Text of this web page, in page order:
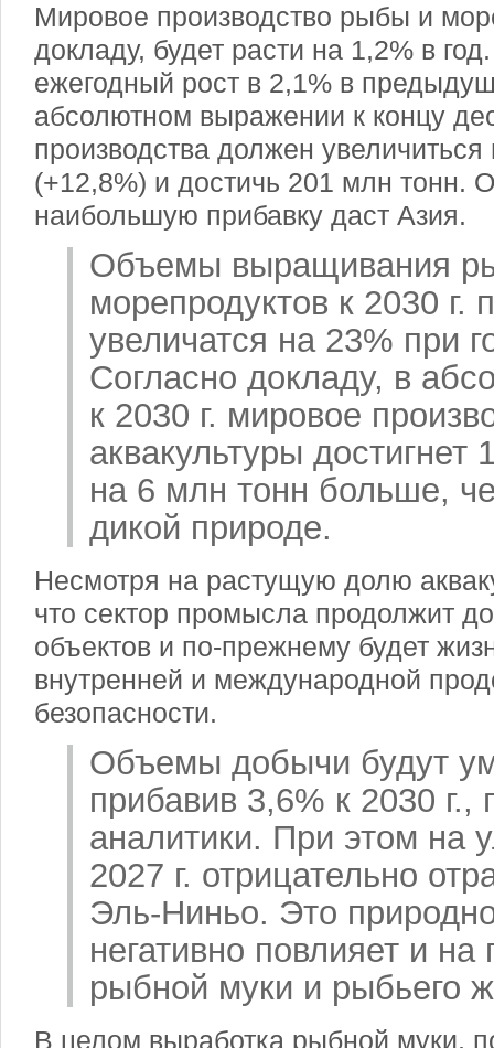
Мировое производство рыбы и
докладу, будет расти на 1,2% в
ежегодный рост в 2,1% в
абсолютном выражении к концу
производства должен
(+12,8%) и достичь 201 млн тонн.
наибольшую прибавку даст Азия.
Объемы выращивания
морепродуктов к 2030 г.
увеличатся на 23% при
Согласно докладу, в
к 2030 г. мировое
аквакультуры
на 6 млн тонн больше,
дикой природе.
Несмотря на растущую долю
что сектор промысла продолжит
объектов и по-прежнему будет
внутренней и международной
безопасности.
Объемы добычи будут
прибавив 3,6% к 2030 г.,
аналитики. При этом на
2027 г. отрицательно
Эль-Ниньо. Это
негативно повлияет и на
рыбной муки и рыбьего
В целом выработка рыбной муки,